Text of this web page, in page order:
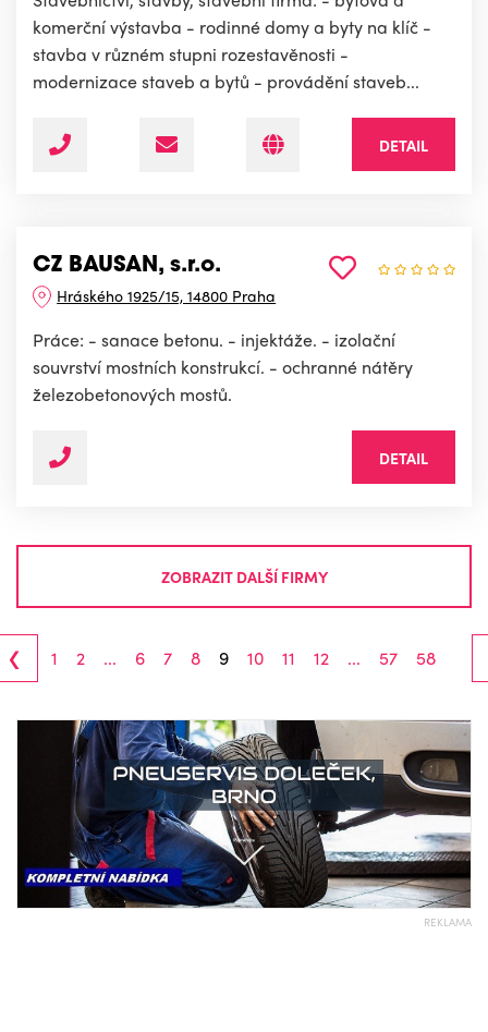
komerční výstavba - rodinné domy a byty na klíč -
stavba v různém stupni rozestavěnosti -
modernizace staveb a bytů - provádění staveb...
DETAIL
CZ BAUSAN, s.r.o.
Hráského 1925/15, 14800 Praha
Práce: - sanace betonu. - injektáže. - izolační
souvrství mostních konstrukcí. - ochranné nátěry
železobetonových mostů.
DETAIL
ZOBRAZIT DALŠÍ FIRMY
‹ 1 2 ... 6 7 8 9 10 11 12 ... 57 58
REKLAMA